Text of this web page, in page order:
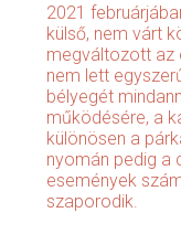
2021
külső, nem várt
megváltozott az
nem lett
bélyegét
működésére, a
különösen a
nyomán pedig a
események
szaporodik.